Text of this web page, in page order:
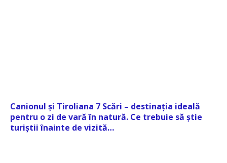
Canionul și Tiroliana 7 Scări – destinația ideală
pentru o zi de vară în natură. Ce trebuie să știe
turiștii înainte de vizită…